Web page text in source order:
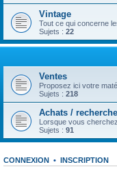
Vintage
Tout ce qui concerne
Sujets : 22
Ventes
Proposez ici votre
Sujets : 218
Achats / recherche
Lorsque vous
Sujets : 91
CONNEXION • INSCRIPTION